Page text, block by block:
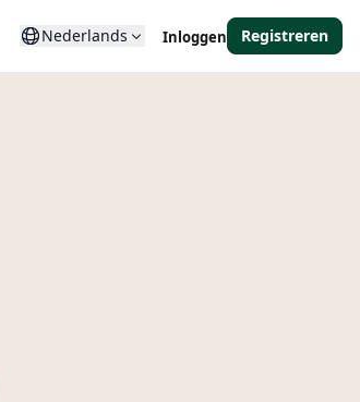
Nederlands Inloggen Registreren